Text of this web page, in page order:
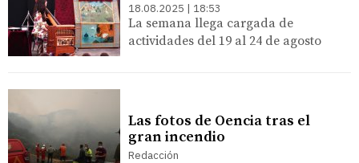
18.08.2025 | 18:53
La semana llega cargada de
actividades del 19 al 24 de agosto
Las fotos de Oencia tras el
gran incendio
Redacción